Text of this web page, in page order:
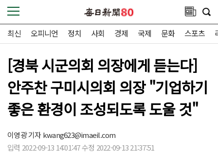
최신 오피니언 정치 사회 경제 국제 문화 스포츠
[경북 시군의회 의장에게 듣는다]
안주찬 구미시의회 의장 "기업하기
좋은 환경이 조성되도록 도울 것"
이영광 기자kwang623@imaeil.com
입력 2022-09-13 14:01:47 수정 2022-09-13 21:37:51